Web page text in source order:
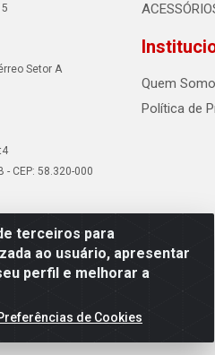
terceiros para
ao usuário, apresentar
perfil e melhorar a
de Cookies
Setor A
CEP: 58.320-000
Quem
Política de
- Rua Francisco Sousa dos Santos,